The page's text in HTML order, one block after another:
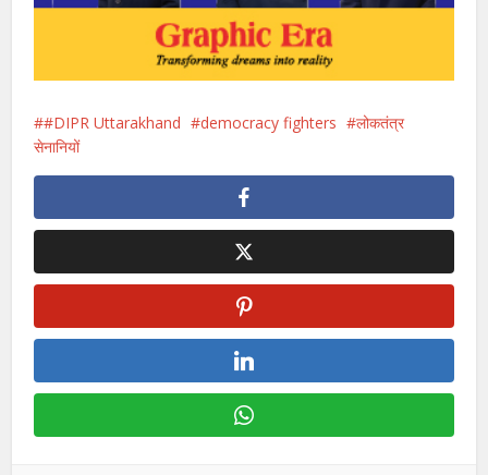
#DIPR Uttarakhand democracy fighters
लोकतंत्र
सेनानियों